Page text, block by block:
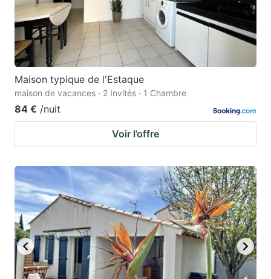
Maison typique de l'Estaque
maison de vacances · 2 Invités · 1 Chambre
84 € /nuit
Voir l’offre